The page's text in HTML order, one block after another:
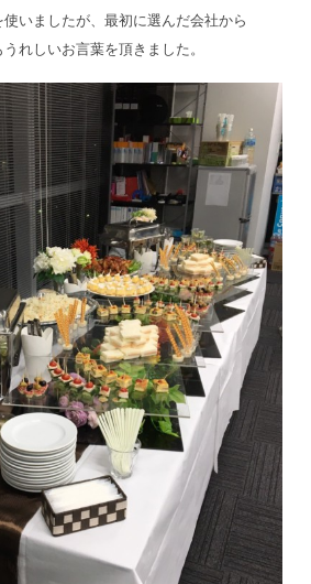
使いましたが、最初に選んだ会社から
れしいお言葉を頂きました。